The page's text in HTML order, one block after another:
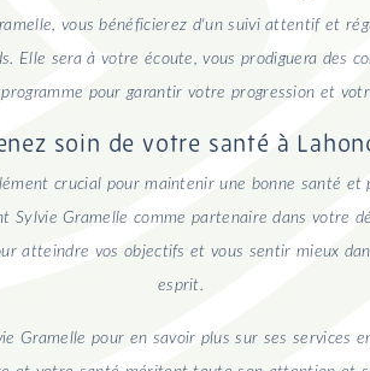
vous bénéficierez d'un suivi attentif et
Elle sera à votre écoute, vous prodiguera des
pour garantir votre progression et
soin de votre santé à
crucial pour maintenir une bonne santé et
Sylvie Gramelle comme partenaire dans votre
atteindre vos objectifs et vous sentir mieux
esprit.
Gramelle pour en savoir plus sur ses services